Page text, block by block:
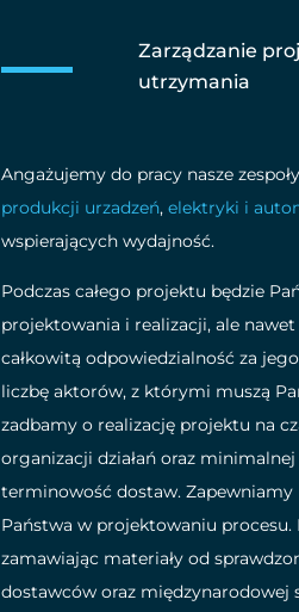
Zarządzanie
utrzymania
Angażujemy do pracy nasze
produkcji urzadzeń,elektryki i
wspierających wydajność.
Podczas całego projektu będzie
projektowania i realizacji, ale
całkowitą odpowiedzialność za
liczbę aktorów, z którymi muszą
zadbamy o realizację projektu na
organizacji działań oraz
terminowość dostaw.
Państwa w projektowaniu
zamawiając materiały od
dostawców oraz międzynarodowej